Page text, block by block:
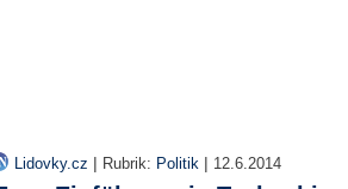
Lidovky.cz | Rubrik: Politik | 12.6.2014